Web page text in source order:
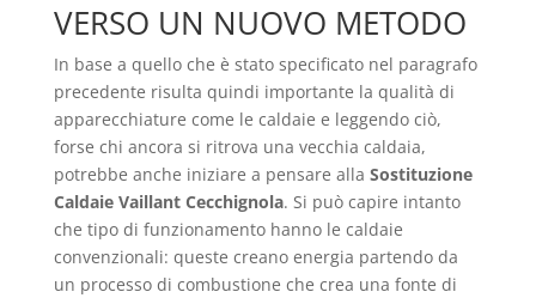
VERSO UN NUOVO METODO
In base a quello che è stato specificato nel paragrafo
precedente risulta quindi importante la qualità di
apparecchiature come le caldaie e leggendo ciò,
forse chi ancora si ritrova una vecchia caldaia,
potrebbe anche iniziare a pensare alla Sostituzione
Caldaie Vaillant Cecchignola. Si può capire intanto
che tipo di funzionamento hanno le caldaie
convenzionali: queste creano energia partendo da
un processo di combustione che crea una fonte di